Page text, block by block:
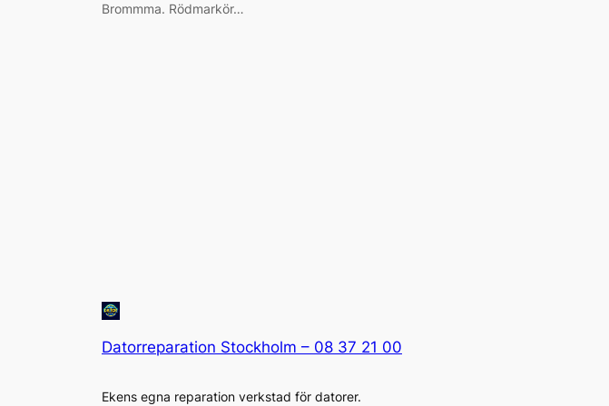
Brommma. Rödmarkör…
Datorreparation Stockholm – 08 37 21 00
Ekens egna reparation verkstad för datorer.